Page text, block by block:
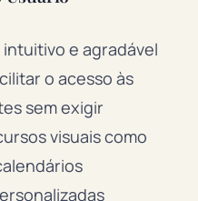
e agradável
o acesso às
sem exigir
visuais como